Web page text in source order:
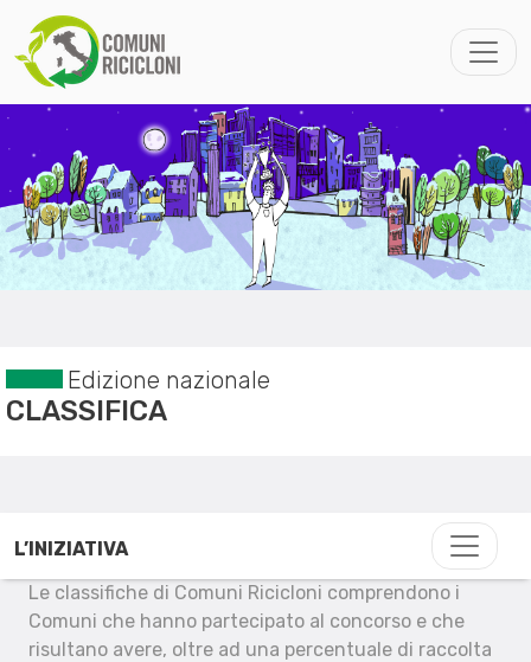
Edizione nazionale
CLASSIFICA
L’INIZIATIVA
Le classifiche di Comuni Ricicloni comprendono i
Comuni che hanno partecipato al concorso e che
risultano avere, oltre ad una percentuale di raccolta